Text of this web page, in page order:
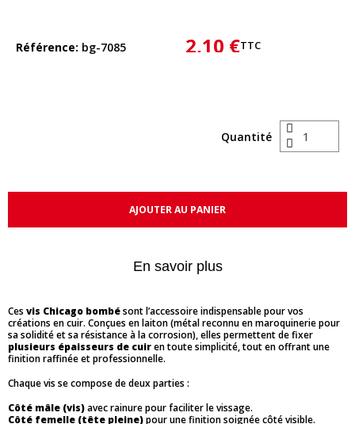
Référence bg-7085 2,10 €TTC
Quantité
AJOUTER AU PANIER
En savoir plus
Ces vis Chicago bombésont l’accessoire indispensable pour vos
créations en cuir. Conçues en laiton (métal reconnu en maroquinerie pour
sa solidité et sa résistance à la corrosion), elles permettent de fixer
plusieurs épaisseurs de cuiren toute simplicité, tout en offrant une
finition raffinée et professionnelle.
Chaque vis se compose de deux parties :
Côté mâle (vis)avec rainure pour faciliter le vissage.
Côté femelle (tête pleine)pour une finition soignée côté visible.